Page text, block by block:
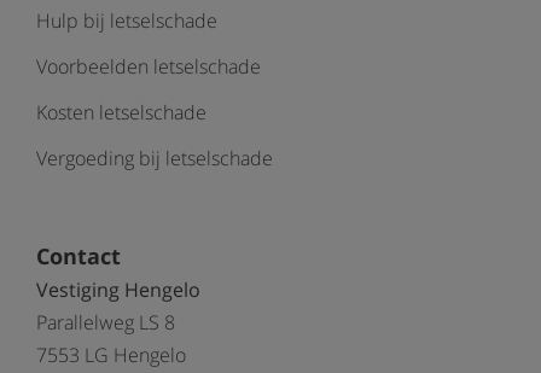
Hulp bij letselschade
Voorbeelden letselschade
Kosten letselschade
Vergoeding bij letselschade
Contact
Vestiging Hengelo
Parallelweg LS 8
7553 LG Hengelo